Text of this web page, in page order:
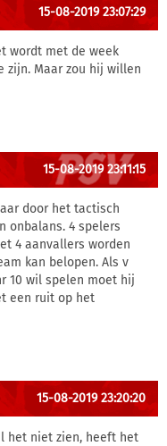
15-08-2019 23:07:29
wordt met de week
zijn. Maar zou hij willen
15-08-2019 23:11:15
door het tactisch
onbalans. 4 spelers
4 aanvallers worden
kan belopen. Als v
10 wil spelen moet hij
een ruit op het
15-08-2019 23:20:20
het niet zien, heeft het